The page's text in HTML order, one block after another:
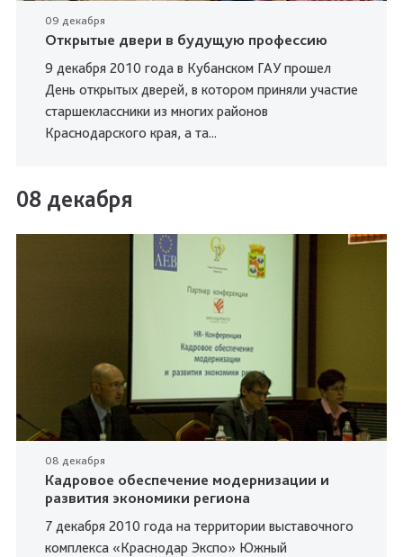
09 декабря
Открытые двери в будущую профессию
9 декабря 2010 года в Кубанском ГАУ прошел
День открытых дверей, в котором приняли участие
старшеклассники из многих районов
Краснодарского края, а та...
08 декабря
08 декабря
Кадровое обеспечение модернизации и
развития экономики региона
7 декабря 2010 года на территории выставочного
комплекса «Краснодар Экспо» Южный